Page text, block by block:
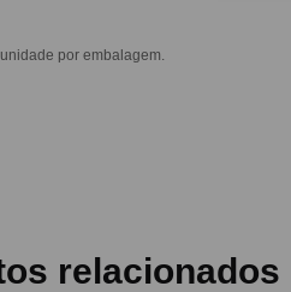
por embalagem.
relacionados